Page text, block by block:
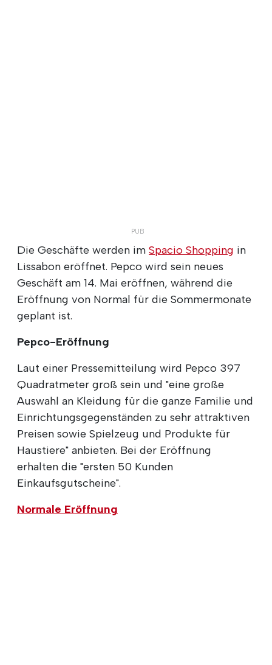
Die Geschäfte werden im Spacio Shopping in
Lissabon eröffnet. Pepco wird sein neues
Geschäft am 14. Mai eröffnen, während die
Eröffnung von Normal für die Sommermonate
geplant ist.
Pepco-Eröffnung
Laut einer Pressemitteilung wird Pepco 397
Quadratmeter groß sein und "eine große
Auswahl an Kleidung für die ganze Familie und
Einrichtungsgegenständen zu sehr attraktiven
Preisen sowie Spielzeug und Produkte für
Haustiere" anbieten. Bei der Eröffnung
erhalten die "ersten 50 Kunden
Einkaufsgutscheine".
Normale Eröffnung